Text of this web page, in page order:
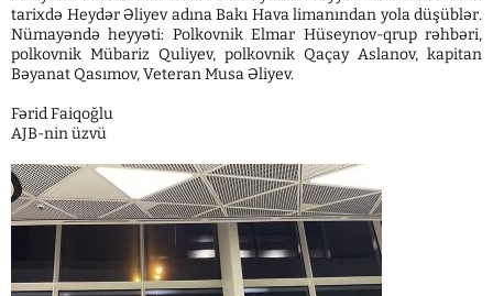
tarixdə Heydər Əliyev adına Bakı Hava limanından yola düşüblər.
Nümayəndə heyyəti: Polkovnik Elmar Hüseynov-qrup rəhbəri,
polkovnik Mübariz Quliyev, polkovnik Qaçay Aslanov, kapitan
Bəyanat Qasımov, Veteran Musa Əliyev.
Fərid Faiqoğlu
AJB-nin üzvü